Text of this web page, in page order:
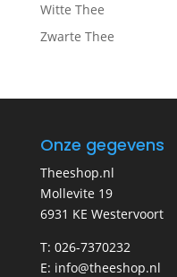
Witte Thee
Zwarte Thee
Onze gegevens
Theeshop.nl
Mollevite 19
6931 KE Westervoort
T: 026-7370232
E: info@theeshop.nl